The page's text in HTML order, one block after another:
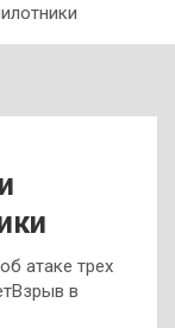
атаке трех
в